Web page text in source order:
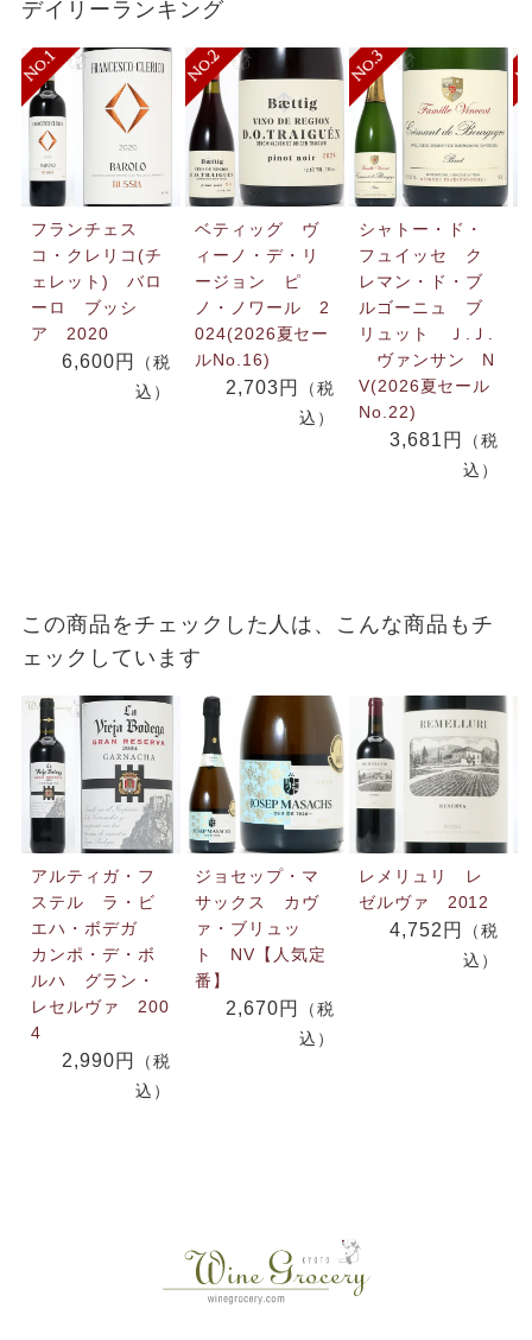
デイリーランキング
フランチェス
コ・クレリコ(チ
ェレット) バロ
ーロ ブッシ
ア 2020
6,600円
（税
込）
ベティッグ ヴ
ィーノ・デ・リ
ージョン ピ
ノ・ノワール 2
024(2026夏セー
ルNo.16)
2,703円
（税
込）
シャトー・ド・
フュイッセ ク
レマン・ド・ブ
ルゴーニュ ブ
リュット Ｊ.Ｊ.
ヴァンサン N
V(2026夏セール
No.22)
3,681円
（税
込）
この商品をチェックした人は、こんな商品もチ
ェックしています
アルティガ・フ
ステル ラ・ビ
エハ・ボデガ
カンポ・デ・ボ
ルハ グラン・
レセルヴァ 200
4
2,990円
（税
込）
ジョセップ・マ
サックス カヴ
ァ・ブリュッ
ト NV【人気定
番】
2,670円
（税
込）
レメリュリ レ
ゼルヴァ 2012
4,752円
（税
込）